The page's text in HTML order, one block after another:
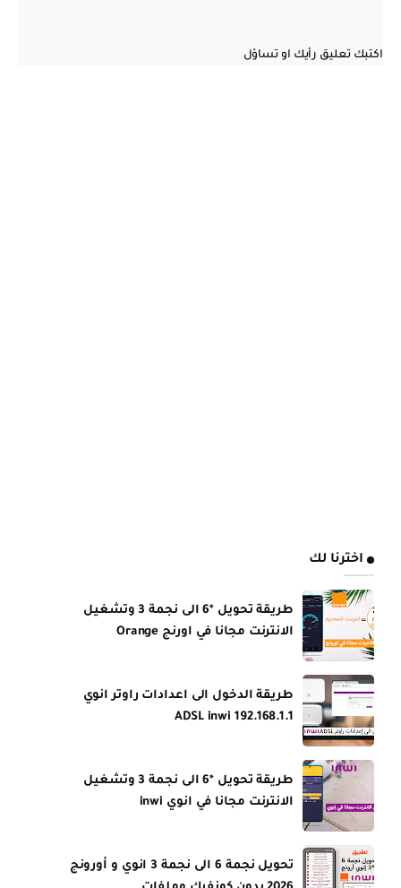
اكتبك تعليق رأيك او تساؤل
اخترنا لك
طريقة تحويل *6 الى نجمة 3 وتشغيل
الانترنت مجانا في اورنج Orange
طريقة الدخول الى اعدادات راوتر انوي
ADSL inwi 192.168.1.1
طريقة تحويل *6 الى نجمة 3 وتشغيل
الانترنت مجانا في انوي inwi
تحويل نجمة 6 الى نجمة 3 انوي و أورونج